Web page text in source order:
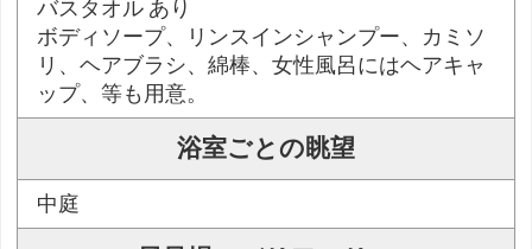
バスタオル あり
ボディソープ、リンスインシャンプー、カミソ
リ、ヘアブラシ、綿棒、女性風呂にはヘアキャ
ップ、等も用意。
浴室ごとの眺望
中庭